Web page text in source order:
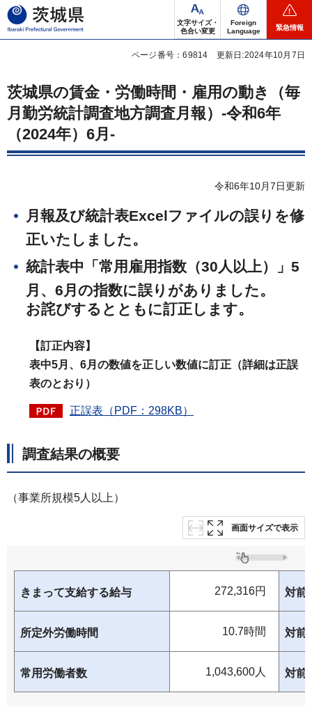
茨城県
文字サイズ・
色合い変更
Foreign
Language
緊急情報
ページ番号：69814 更新日:2024年10月7日
茨城県の賃金・労働時間・雇用の動き（毎
月勤労統計調査地方調査月報）-令和6年
（2024年）6月-
令和6年10月7日更新
月報及び統計表Excelファイルの誤りを修
正いたしました。
統計表中「常用雇用指数（30人以上）」5
月、6月の指数に誤りがありました。
お詫びするとともに訂正します。
【訂正内容】
表中5月、6月の数値を正しい数値に訂正（詳細は正誤
表のとおり）
正誤表（PDF：298KB）
調査結果の概要
（事業所規模5人以上）
画面サイズで表示
きまって支給する給与 272,316円 対前
所定外労働時間 10.7時間 対前
常用労働者数 1,043,600人 対前